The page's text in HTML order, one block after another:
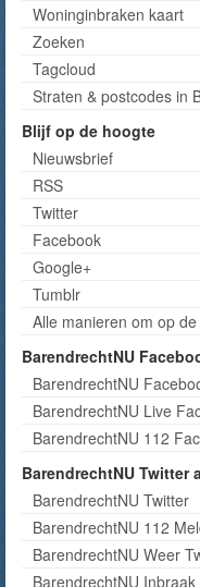
Woninginbraken kaart
Zoeken
Tagcloud
Straten & postcodes in
Blijf op de hoogte
Nieuwsbrief
RSS
Twitter
Facebook
Google+
Tumblr
Alle manieren om op
BarendrechtNU
BarendrechtNU
BarendrechtNU Live
BarendrechtNU 112
BarendrechtNU Twitter
BarendrechtNU Twitter
BarendrechtNU 112
BarendrechtNU Weer
BarendrechtNU